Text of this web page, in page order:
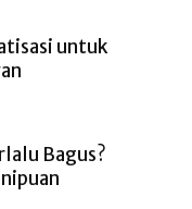
untuk
Bagus?